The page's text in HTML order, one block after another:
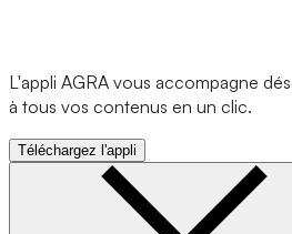
L'appli AGRA vous accompagne
à tous vos contenus en un clic.
Téléchargez l'appli